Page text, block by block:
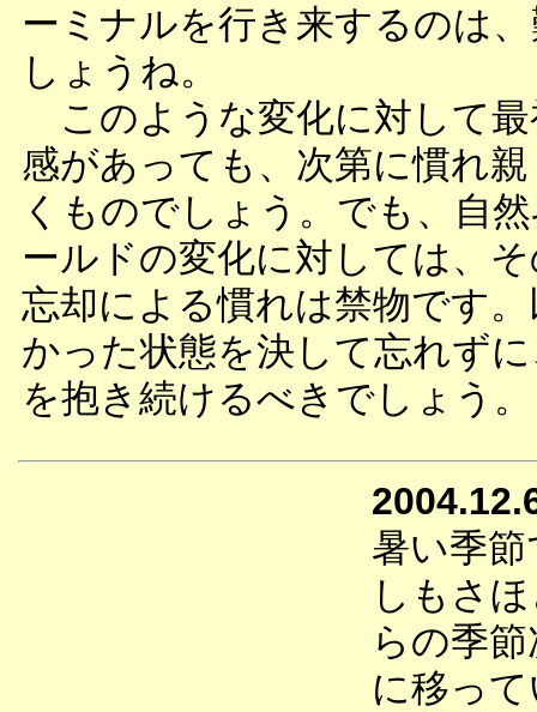
ーミナルを行き来するのは
しょうね。
このような変化に対して最
感があっても、次第に慣れ
くものでしょう。でも、自
ールドの変化に対しては、
忘却による慣れは禁物です
かった状態を決して忘れず
を抱き続けるべきでしょう。
暑い季
しもさ
らの季
に移っ